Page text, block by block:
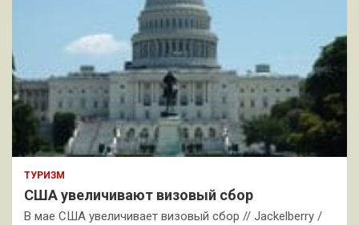
ТУРИЗМ
США увеличивают визовый сбор
В мае США увеличивает визовый сбор // Jackelberry /